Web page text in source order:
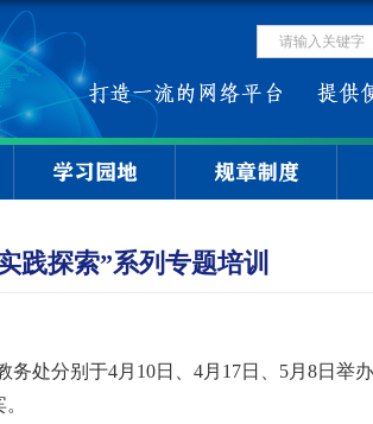
学习园地 规章制度
践探索”系列专题培训
务处分别于4月10日、4月17日、5月8日举